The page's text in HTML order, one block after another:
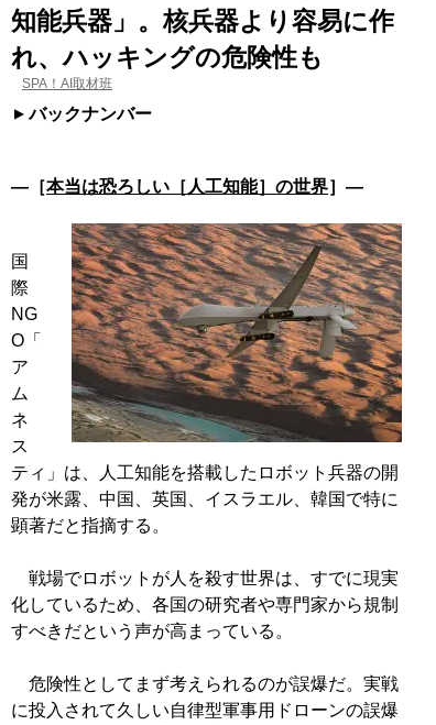
知能兵器」。核兵器より容易に作
れ、ハッキングの危険性も
SPA！AI取材班
バックナンバー
―［本当は恐ろしい［人工知能］の世界］―
国
際
NG
O「
ア
ム
ネ
ス
ティ」は、人工知能を搭載したロボット兵器の開
発が米露、中国、英国、イスラエル、韓国で特に
顕著だと指摘する。
戦場でロボットが人を殺す世界は、すでに現実
化しているため、各国の研究者や専門家から規制
すべきだという声が高まっている。
危険性としてまず考えられるのが誤爆だ。実戦
に投入されて久しい自律型軍事用ドローンの誤爆